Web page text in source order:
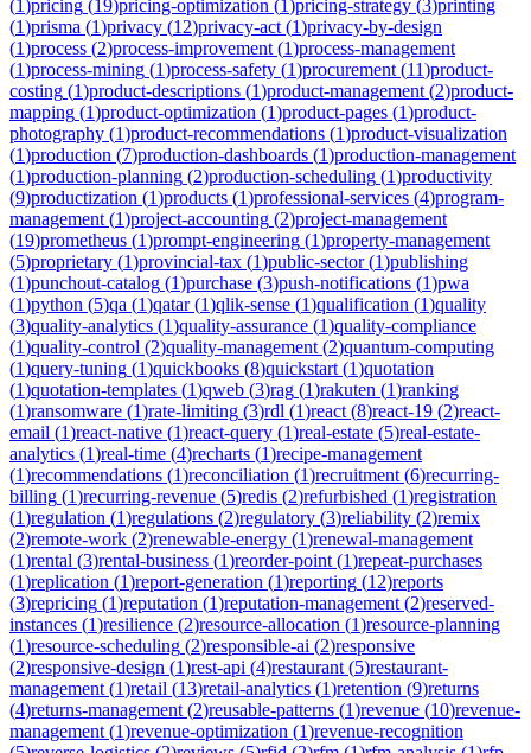
(1)pricing (19)pricing-optimization (1)pricing-strategy (3)printing
(1)prisma (1)privacy (12)privacy-act (1)privacy-by-design
(1)process (2)process-improvement (1)process-management
(1)process-mining (1)process-safety (1)procurement (11)product-
costing (1)product-descriptions (1)product-management (2)product-
mapping (1)product-optimization (1)product-pages (1)product-
photography (1)product-recommendations (1)product-visualization
(1)production (7)production-dashboards (1)production-management
(1)production-planning (2)production-scheduling (1)productivity
(9)productization (1)products (1)professional-services (4)program-
management (1)project-accounting (2)project-management
(19)prometheus (1)prompt-engineering (1)property-management
(5)proprietary (1)provincial-tax (1)public-sector(1)publishing
(1)punchout-catalog (1)purchase (3)push-notifications (1)pwa
(1)python (5)qa (1)qatar(1)qlik-sense (1)qualification (1)quality
(3)quality-analytics (1)quality-assurance (1)quality-compliance
(1)quality-control (2)quality-management (2)quantum-computing
(1)query-tuning (1)quickbooks (8)quickstart (1)quotation
(1)quotation-templates (1)qweb (3)rag (1)rakuten (1)ranking
(1)ransomware (1)rate-limiting (3)rdl (1)react (8)react-19 (2)react-
email (1)react-native (1)react-query (1)real-estate (5)real-estate-
analytics (1)real-time (4)recharts (1)recipe-management
(1)recommendations (1)reconciliation (1)recruitment (6)recurring-
billing (1)recurring-revenue (5)redis (2)refurbished (1)registration
(1)regulation (1)regulations (2)regulatory (3)reliability (2)remix
(2)remote-work (2)renewable-energy (1)renewal-management
(1)rental (3)rental-business (1)reorder-point (1)repeat-purchases
(1)replication (1)report-generation (1)reporting (12)reports
(3)repricing (1)reputation (1)reputation-management (2)reserved-
instances (1)resilience (2)resource-allocation (1)resource-planning
(1)resource-scheduling (2)responsible-ai (2)responsive
(2)responsive-design (1)rest-api (4)restaurant (5)restaurant-
management (1)retail (13)retail-analytics (1)retention (9)returns
(4)returns-management (2)reusable-patterns (1)revenue (10)revenue-
management (1)revenue-optimization (1)revenue-recognition